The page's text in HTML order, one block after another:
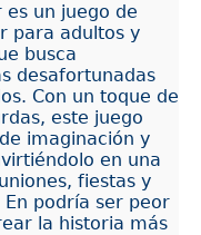
es un juego de
para adultos y
busca
desafortunadas
Con un toque de
este juego
imaginación y
en una
fiestas y
podría ser peor
la historia más